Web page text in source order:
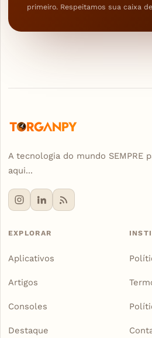
primeiro. Respeitamos sua caixa
A tecnologia do mundo SEMPRE
aqui...
EXPLORAR
Aplicativos
Artigos
Consoles
Destaque